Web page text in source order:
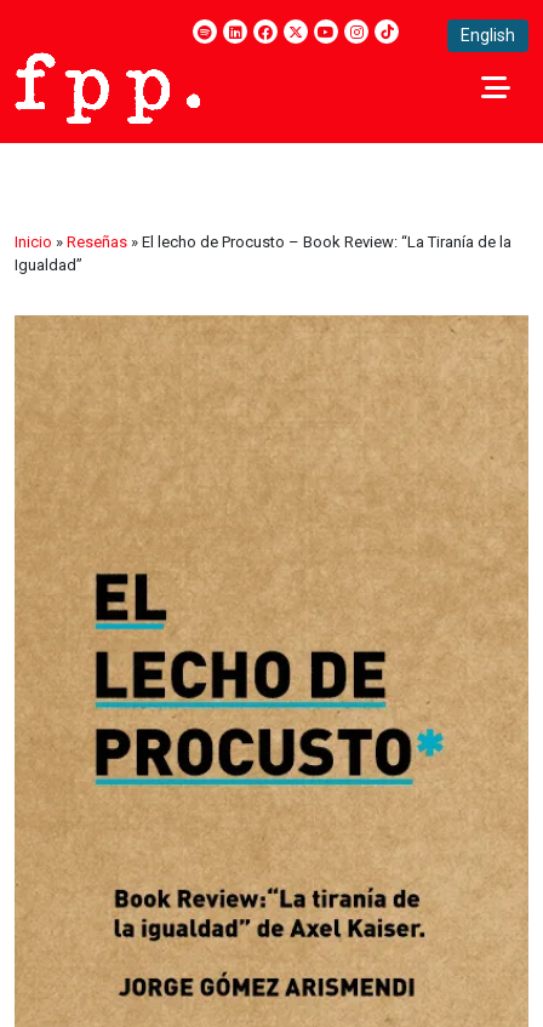
English
Inicio » Reseñas » El lecho de Procusto – Book Review: “La Tiranía de la
Igualdad”